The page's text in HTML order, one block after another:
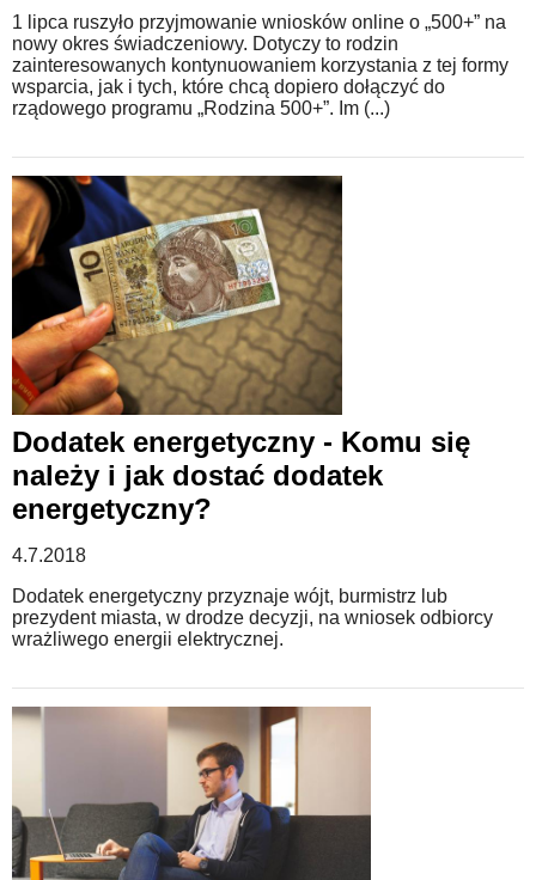
1 lipca ruszyło przyjmowanie wniosków online o „500+” na
nowy okres świadczeniowy. Dotyczy to rodzin
zainteresowanych kontynuowaniem korzystania z tej formy
wsparcia, jak i tych, które chcą dopiero dołączyć do
rządowego programu „Rodzina 500+”. Im (...)
Dodatek energetyczny - Komu się
należy i jak dostać dodatek
energetyczny?
4.7.2018
Dodatek energetyczny przyznaje wójt, burmistrz lub
prezydent miasta, w drodze decyzji, na wniosek odbiorcy
wrażliwego energii elektrycznej.